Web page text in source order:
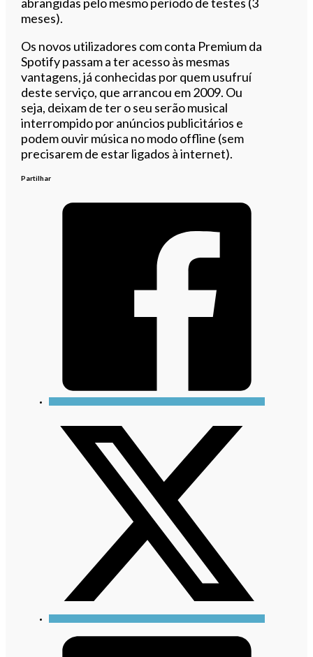
meses).
Os novos utilizadores com conta Premium da
Spotify passam a ter acesso às mesmas
vantagens, já conhecidas por quem usufruí
deste serviço, que arrancou em 2009. Ou
seja, deixam de ter o seu serão musical
interrompido por anúncios publicitários e
podem ouvir música no modo offline (sem
precisarem de estar ligados à internet).
Partilhar